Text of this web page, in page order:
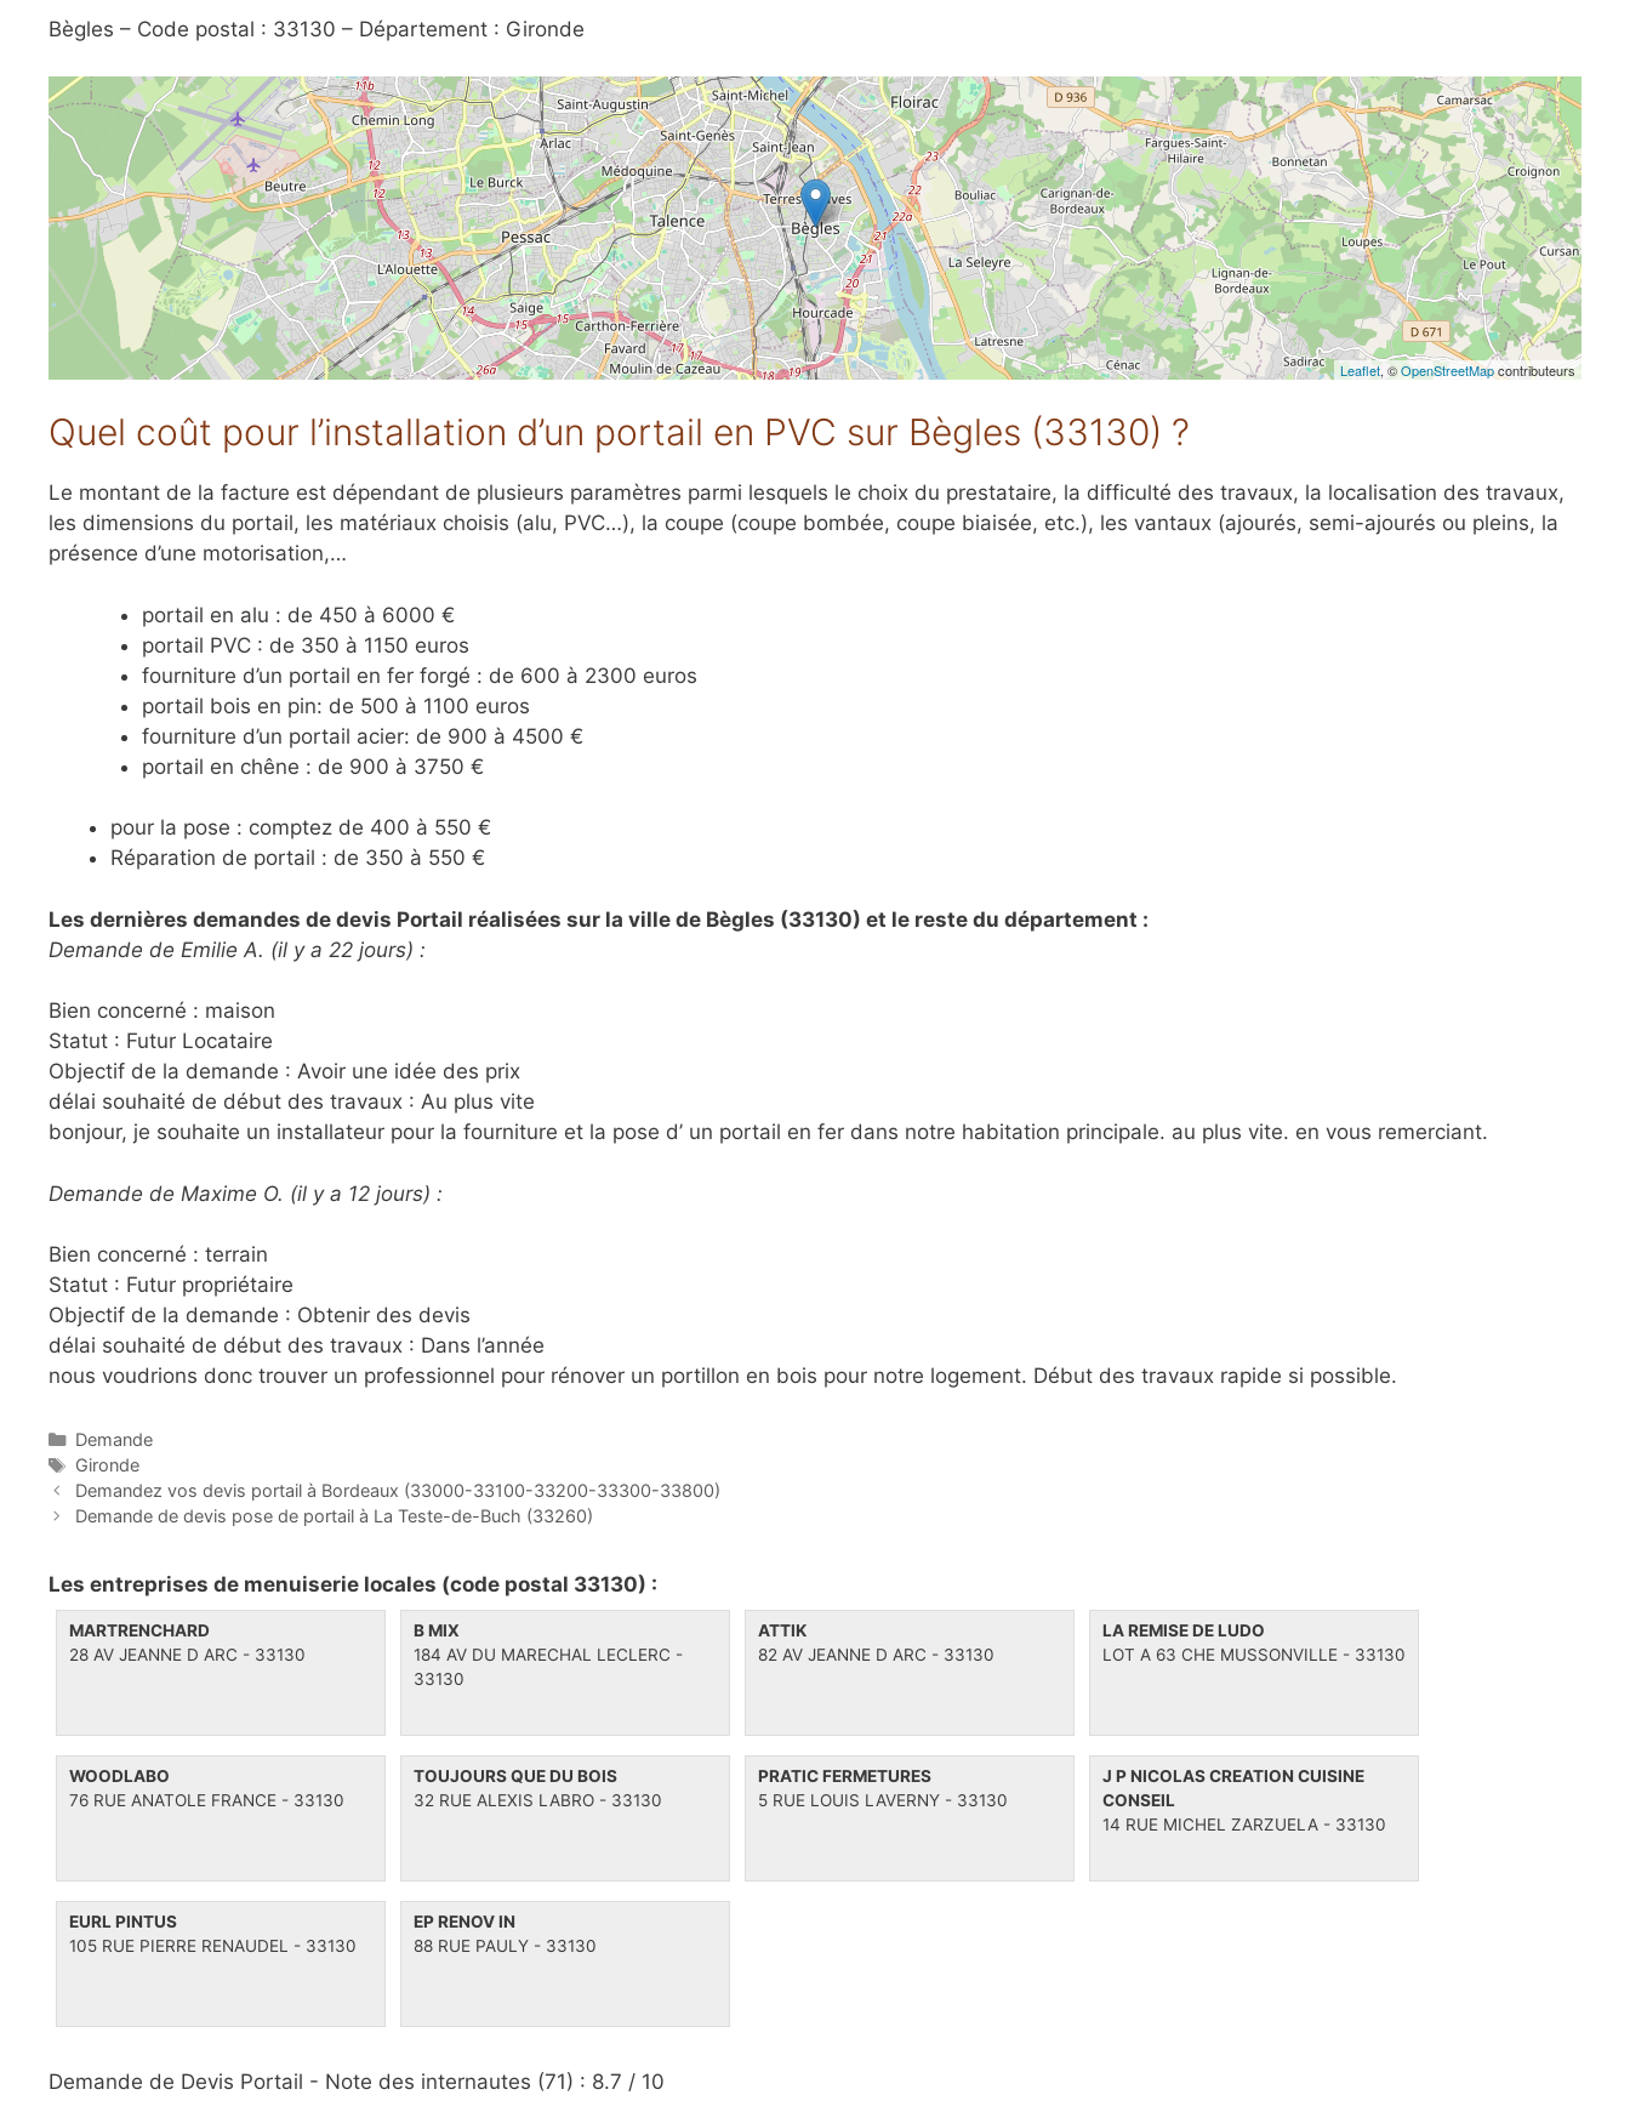
Bègles – Code postal : 33130 – Département : Gironde
Leaflet, ©OpenStreetMapcontributeurs
Quel coût pour l’installation d’un portail en PVC sur Bègles (33130) ?
Le montant de la facture est dépendant de plusieurs paramètres parmi lesquels le choix du prestataire, la difficulté des travaux, la localisation des travaux,
les dimensions du portail, les matériaux choisis (alu, PVC…), la coupe (coupe bombée, coupe biaisée, etc.), les vantaux (ajourés, semi-ajourés ou pleins, la
présence d’une motorisation,…
portail en alu : de 450 à 6000 €
portail PVC : de 350 à 1150 euros
fourniture d’un portail en fer forgé : de 600 à 2300 euros
portail bois en pin: de 500 à 1100 euros
fourniture d’un portail acier: de 900 à 4500 €
portail en chêne : de 900 à 3750 €
pour la pose : comptez de 400 à 550 €
Réparation de portail : de 350 à 550 €
Les dernières demandes de devis Portail réalisées sur la ville de Bègles (33130) et le reste du département :
Demande de Emilie A. (il y a 22 jours) :
Bien concerné : maison
Statut : Futur Locataire
Objectif de la demande : Avoir une idée des prix
délai souhaité de début des travaux : Au plus vite
bonjour, je souhaite un installateur pour la fourniture et la pose d’ un portail en fer dans notre habitation principale. au plus vite. en vous remerciant.
Demande de Maxime O. (il y a 12 jours) :
Bien concerné : terrain
Statut : Futur propriétaire
Objectif de la demande : Obtenir des devis
délai souhaité de début des travaux : Dans l’année
nous voudrions donc trouver un professionnel pour rénover un portillon en bois pour notre logement. Début des travaux rapide si possible.
C
a
t
é
r
e
Demande
É
t
i
e
t
Gironde
P
o
n
Demandez vos devis portail à Bordeaux (33000-33100-33200-33300-33800)
Demande de devis pose de portail à La Teste-de-Buch (33260)
Les entreprises de menuiserie locales (code postal 33130) :
MARTRENCHARD
28 AV JEANNE D ARC - 33130
B MIX
184 AV DU MARECHAL LECLERC -
33130
ATTIK
82 AV JEANNE D ARC - 33130
LA REMISE DE LUDO
LOT A 63 CHE MUSSONVILLE - 33130
WOODLABO
76 RUE ANATOLE FRANCE - 33130
TOUJOURS QUE DU BOIS
32 RUE ALEXIS LABRO - 33130
PRATIC FERMETURES
5 RUE LOUIS LAVERNY - 33130
J P NICOLAS CREATION CUISINE
CONSEIL
14 RUE MICHEL ZARZUELA - 33130
EURL PINTUS
105 RUE PIERRE RENAUDEL - 33130
EP RENOV IN
88 RUE PAULY - 33130
Demande de Devis Portail - Note des internautes (71) : 8.7 / 10